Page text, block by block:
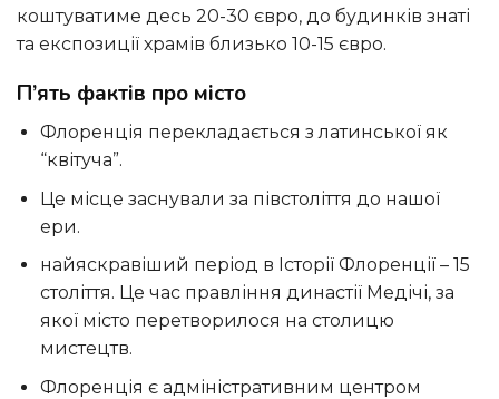
коштуватиме десь 20-30 євро, до будинків знаті
та експозиції храмів близько 10-15 євро.
П’ять фактів про місто
Флоренція перекладається з латинської як
“квітуча”.
Це місце заснували за півстоліття до нашої
ери.
найяскравіший період в Історії Флоренції – 15
століття. Це час правління династії Медічі, за
якої місто перетворилося на столицю
мистецтв.
Флоренція є адміністративним центром